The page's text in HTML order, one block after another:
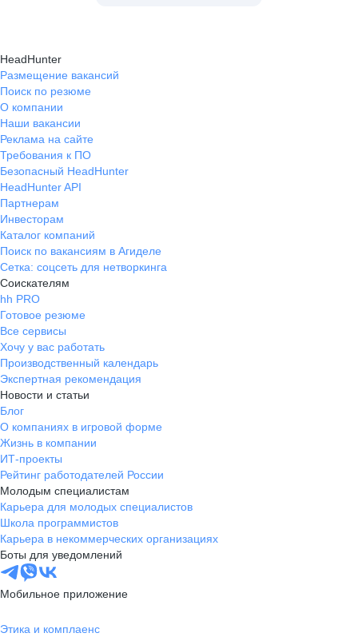
HeadHunter
Размещение вакансий
Поиск по резюме
О компании
Наши вакансии
Реклама на сайте
Требования к ПО
Безопасный HeadHunter
HeadHunter API
Партнерам
Инвесторам
Каталог компаний
Поиск по вакансиям в Агиделе
Сетка: соцсеть для нетворкинга
Соискателям
hh PRO
Готовое резюме
Все сервисы
Хочу у вас работать
Производственный календарь
Экспертная рекомендация
Новости и статьи
Блог
О компаниях в игровой форме
Жизнь в компании
ИТ-проекты
Рейтинг работодателей России
Молодым специалистам
Карьера для молодых специалистов
Школа программистов
Карьера в некоммерческих организациях
Боты для уведомлений
Мобильное приложение
Этика и комплаенс